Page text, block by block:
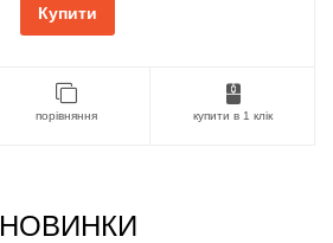
Купити
порівняння купити в 1 клік
НОВИНКИ